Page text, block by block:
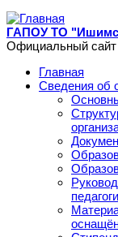
Перейти к
ГАПОУ ТО
Официальный сайт
Главная
Сведения об